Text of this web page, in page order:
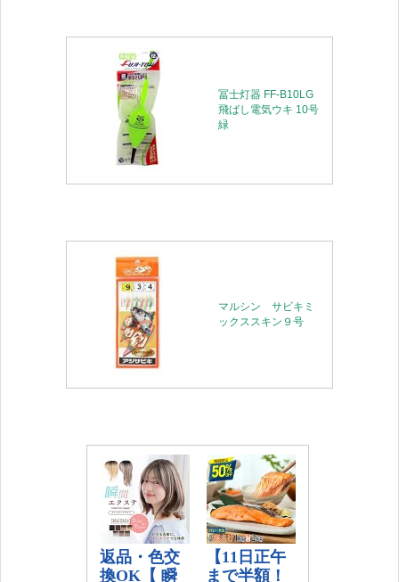
冨士灯器 FF-B10LG
飛ばし電気ウキ 10号
緑
マルシン サビキミ
ックススキン９号